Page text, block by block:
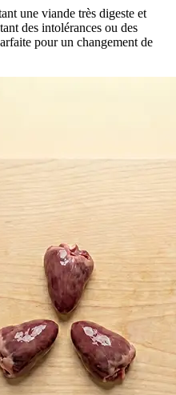
une viande très digeste et
des intolérances ou des
pour un changement de